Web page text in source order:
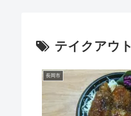
テイクアウト
長岡市